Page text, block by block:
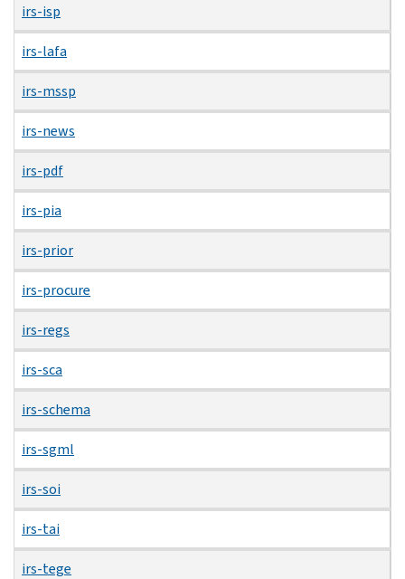
irs-isp
irs-lafa
irs-mssp
irs-news
irs-pdf
irs-pia
irs-prior
irs-procure
irs-regs
irs-sca
irs-schema
irs-sgml
irs-soi
irs-tai
irs-tege